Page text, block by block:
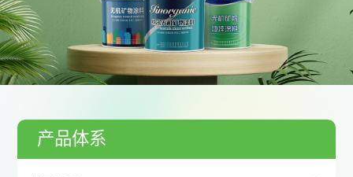
产品体系